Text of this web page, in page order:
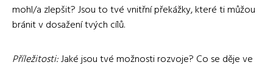
mohl/a zlepšit? Jsou to tvé vnitřní překážky, které ti můžou
bránit v dosažení tvých cílů.
Příležitosti:Jaké jsou tvé možnosti rozvoje? Co se děje ve